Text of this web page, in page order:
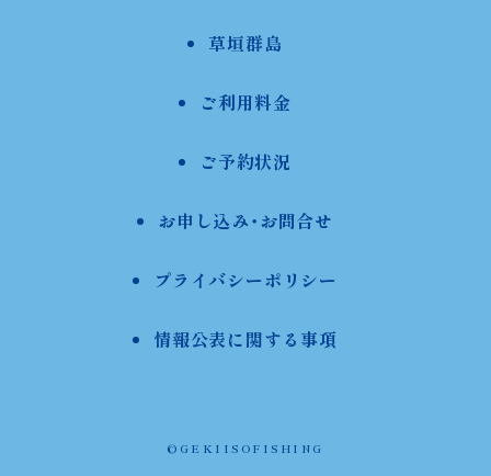
草垣群島
ご利用料金
ご予約状況
お申し込み・お問合せ
プライバシーポリシー
情報公表に関する事項
©GEKIISOFISHING